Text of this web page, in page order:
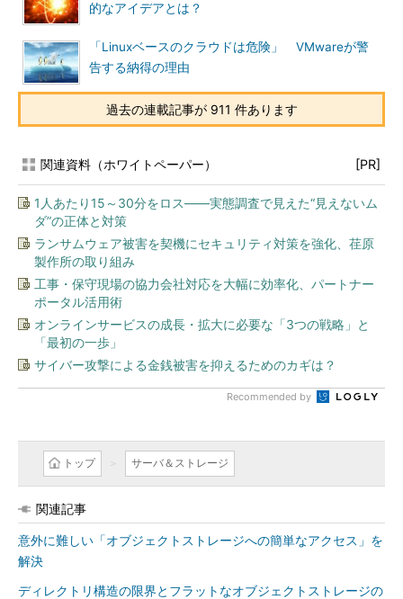
的なアイデアとは？
「Linuxベースのクラウドは危険」 VMwareが警
告する納得の理由
過去の連載記事が 911 件あります
関連資料（ホワイトペーパー） [PR]
1人あたり15～30分をロス――実態調査で見えた“見えないム
ダ”の正体と対策
ランサムウェア被害を契機にセキュリティ対策を強化、荏原
製作所の取り組み
工事・保守現場の協力会社対応を大幅に効率化、パートナー
ポータル活用術
オンラインサービスの成長・拡大に必要な「3つの戦略」と
「最初の一歩」
サイバー攻撃による金銭被害を抑えるためのカギは？
Recommended by
トップ サーバ＆ストレージ
関連記事
意外に難しい「オブジェクトストレージへの簡単なアクセス」を
解決
ディレクトリ構造の限界とフラットなオブジェクトストレージの